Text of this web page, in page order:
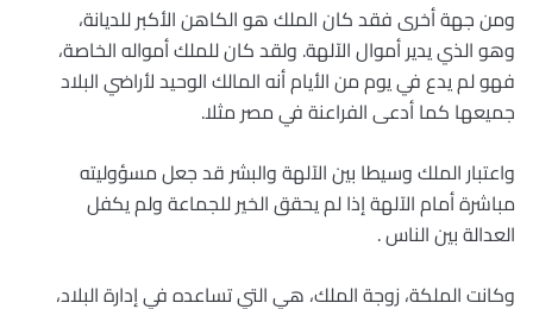
ومن جهة أخرى فقد كان الملك هو الكاهن الأكبر للديانة،
وهو الذي يدير أموال الآلهة. ولقد كان للملك أمواله الخاصة،
فهو لم يدع في يوم من الأيام أنه المالك الوحيد لأراضي البلاد
جميعها كما أدعى الفراعنة في مصر مثلا.
واعتبار الملك وسيطا بين الآلهة والبشر قد جعل مسؤوليته
مباشرة أمام الآلهة إذا لم يحقق الخير للجماعة ولم يكفل
العدالة بين الناس .
وكانت الملكة، زوجة الملك، هي التي تساعده في إدارة البلاد،